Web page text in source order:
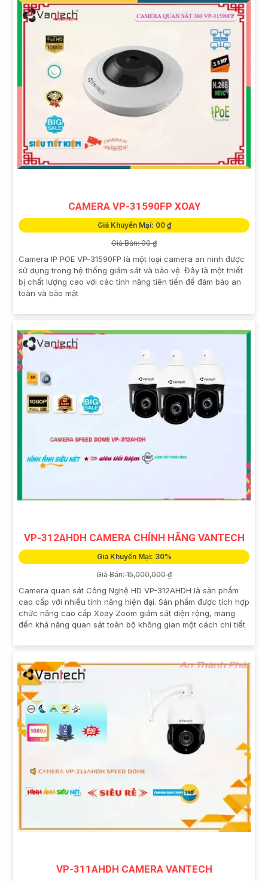
CAMERA VP-31590FP XOAY
Giá Khuyến Mại: 00 ₫
Giá Bán: 00 ₫
Camera IP POE VP-31590FP là một loại camera an ninh được
sử dụng trong hệ thống giám sát và bảo vệ. Đây là một thiết
bị chất lượng cao với các tính năng tiên tiến để đảm bảo an
toàn và bảo mật
VP-312AHDH CAMERA CHÍNH HÃNG VANTECH
Giá Khuyến Mại: 30%
Giá Bán: 15,000,000 ₫
Camera quan sát Công Nghệ HD VP-312AHDH là sản phẩm
cao cấp với nhiều tính năng hiện đại. Sản phẩm được tích hợp
chức năng cao cấp Xoay Zoom giám sát diện rộng, mang
đến khả năng quan sát toàn bộ không gian một cách chi tiết
VP-311AHDH CAMERA VANTECH